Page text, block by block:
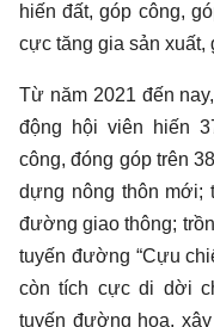
hiến đất, góp công,
cực tăng gia sản xuất,
Từ năm 2021 đến
động hội viên hiến
công, đóng góp trên
dựng nông thôn mới;
đường giao thông;
tuyến đường “Cựu
còn tích cực di dời
tuyến đường hoa,